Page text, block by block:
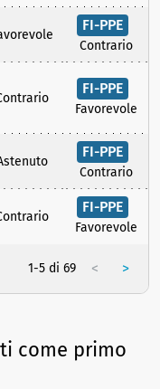
FI-PPE
Contrario
FI-PPE
Favorevole
FI-PPE
Contrario
FI-PPE
Favorevole
1-5 di 69 < >
come primo